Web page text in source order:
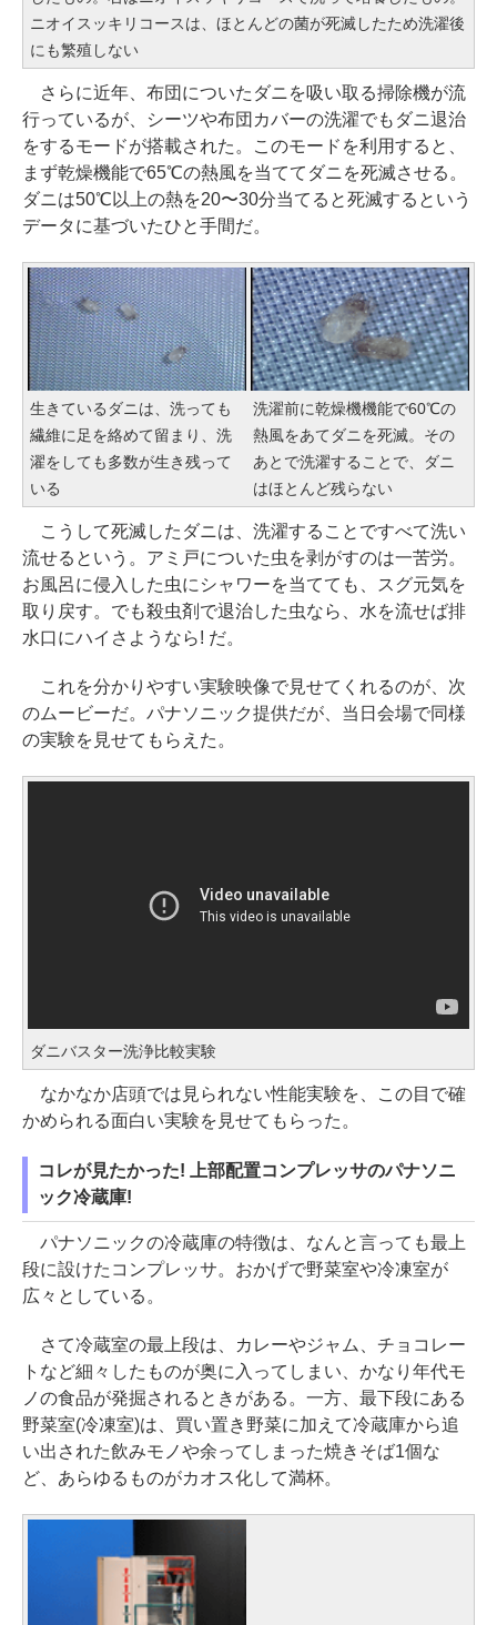
ニオイスッキリコースは、ほとんどの菌が死滅したため洗濯後
にも繁殖しない
さらに近年、布団についたダニを吸い取る掃除機が流
行っているが、シーツや布団カバーの洗濯でもダニ退治
をするモードが搭載された。このモードを利用すると、
まず乾燥機能で65℃の熱風を当ててダニを死滅させる。
ダニは50℃以上の熱を20〜30分当てると死滅するという
データに基づいたひと手間だ。
生きているダニは、洗っても
繊維に足を絡めて留まり、洗
濯をしても多数が生き残って
いる
洗濯前に乾燥機機能で60℃の
熱風をあてダニを死滅。その
あとで洗濯することで、ダニ
はほとんど残らない
こうして死滅したダニは、洗濯することですべて洗い
流せるという。アミ戸についた虫を剥がすのは一苦労。
お風呂に侵入した虫にシャワーを当てても、スグ元気を
取り戻す。でも殺虫剤で退治した虫なら、水を流せば排
水口にハイさようなら! だ。
これを分かりやすい実験映像で見せてくれるのが、次
のムービーだ。パナソニック提供だが、当日会場で同様
の実験を見せてもらえた。
ダニバスター洗浄比較実験
なかなか店頭では見られない性能実験を、この目で確
かめられる面白い実験を見せてもらった。
コレが見たかった! 上部配置コンプレッサのパナソニ
ック冷蔵庫!
パナソニックの冷蔵庫の特徴は、なんと言っても最上
段に設けたコンプレッサ。おかげで野菜室や冷凍室が
広々としている。
さて冷蔵室の最上段は、カレーやジャム、チョコレー
トなど細々したものが奥に入ってしまい、かなり年代モ
ノの食品が発掘されるときがある。一方、最下段にある
野菜室(冷凍室)は、買い置き野菜に加えて冷蔵庫から追
い出された飲みモノや余ってしまった焼きそば1個な
ど、あらゆるものがカオス化して満杯。